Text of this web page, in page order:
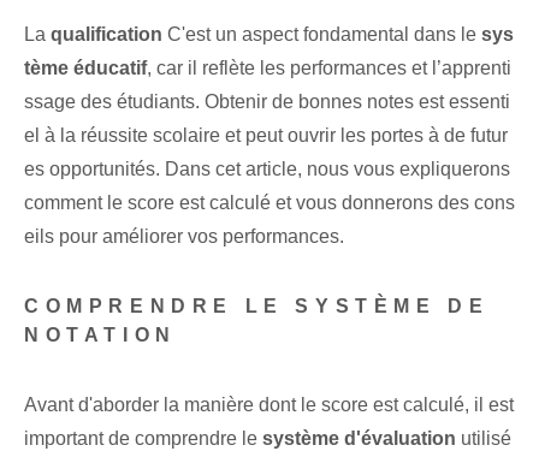
La qualification C'est un aspect fondamental dans le sys
tème éducatif, car il reflète les performances et l’apprenti
ssage des ⁢étudiants. Obtenir de bonnes notes est essenti
el à la réussite scolaire et peut ouvrir les portes à de futur
es opportunités. Dans cet article, nous vous expliquerons
comment le score est calculé et vous donnerons des cons
eils pour améliorer vos performances.
COMPRENDRE LE SYSTÈME DE
NOTATION⁢
Avant d'aborder la manière dont le score est calculé, il est
important de comprendre le système d'évaluation ‌utilisé